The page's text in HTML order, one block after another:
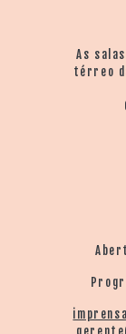
As
térreo